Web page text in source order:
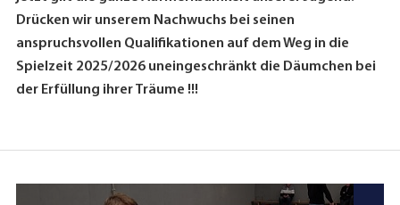
Drücken wir unserem Nachwuchs bei seinen
anspruchsvollen Qualifikationen auf dem Weg in die
Spielzeit 2025/2026 uneingeschränkt die Däumchen bei
der Erfüllung ihrer Träume !!!